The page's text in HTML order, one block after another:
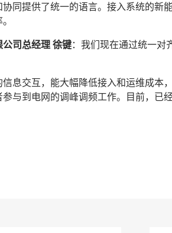
同提供了统一的语言。接入系统的新
司总经理 徐键：我们现在通过统一对
息交互，能大幅降低接入和运维成本
与到电网的调峰调频工作。目前，